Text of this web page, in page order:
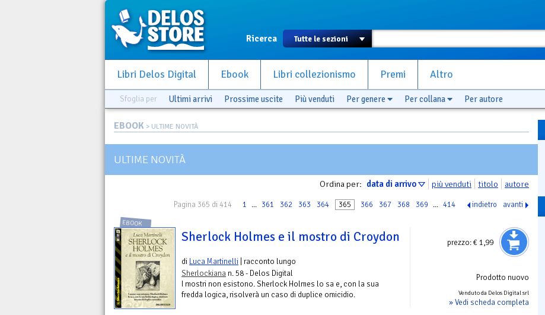
Ricerca
Libri Delos Digital Ebook Libri collezionismo Premi Altro
Sfoglia per Ultimi arrivi Prossime uscite Più venduti Per genere Per collana Per autore
EBOOK > ULTIME NOVITÀ
ULTIME NOVITÀ
Ordina per: data di arrivo più venduti titolo autore
Pagina 365 di 414 1 ... 361 362 363 364 365 366 367 368 369 ... 414 indietro avanti
prezzo:€ 1,99
Prodotto nuovo
Venduto da Delos Digital srl
» Vedi scheda completa
EBOOK
Sherlock Holmes e il mostro di Croydon
di Luca Martinelli | racconto lungo
Sherlockiana n. 58 - Delos Digital
I mostri non esistono. Sherlock Holmes lo sa e, con la sua
fredda logica, risolverà un caso di duplice omicidio.